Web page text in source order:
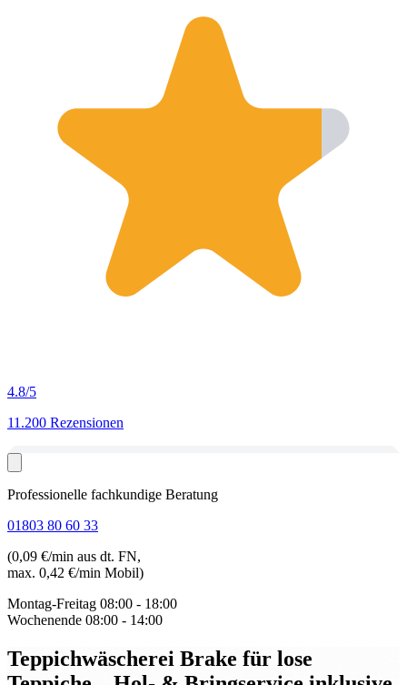
4.8/5
11.200 Rezensionen
Professionelle fachkundige Beratung
01803 80 60 33
(0,09 €/min aus dt. FN,
max. 0,42 €/min Mobil)
Montag-Freitag 08:00 - 18:00
Wochenende 08:00 - 14:00
Teppichwäscherei Brake für lose